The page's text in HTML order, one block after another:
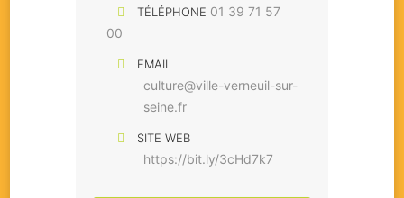
TÉLÉPHONE 01 39 71 57
00
EMAIL
culture@ville-verneuil-sur-
seine.fr
SITE WEB
https://bit.ly/3cHd7k7